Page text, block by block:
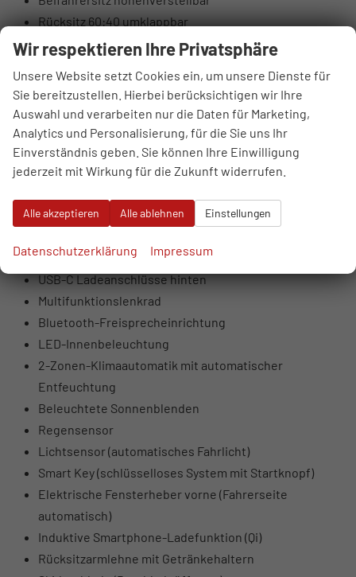
Rücksitz 60:40 umklappbar
Elektrische Lendenwirbelstütze Fahrerseite
Oberschenkelauflage Fahrerseite
Luftausströmer hinten
Brillenfach
Automatisch abblendender Innenspiegel
10,25" digitales Kombiinstrument
DAB+ Digitalradio
Hochtöner vorne (insgesamt 6 Lautsprecher)
Laden)
USB-C Ladeanschlüsse hinten
Multifunktionslenkrad
Bluetooth-Freisprecheinrichtung
LED-Innenbeleuchtung
2-Zonen-Klimaautomatik mit automatischer
Entfeuchtung
Beleuchtete Sonnenblenden
Regensensor
Lichtsensor (automatisches Fahrlicht)
Smart Key (schlüsselloses System mit Startknopf)
Elektrische Fensterheber vorne (Fahrerseite
automatisch)
Induktive Smartphone-Ladefunktion (Qi)
Rücksitzarmlehne mit Getränkehaltern
Wir respektieren Ihre Privatsphäre
Unsere Website setzt Cookies ein, um unsere Dienste für
Sie bereitzustellen. Hierbei berücksichtigen wir Ihre
Auswahl und verarbeiten nur die Daten für Marketing,
Analytics und Personalisierung, für die Sie uns Ihr
Einverständnis geben. Sie können Ihre Einwilligung
jederzeit mit Wirkung für die Zukunft widerrufen.
Alle akzeptieren Alle ablehnen Einstellungen
Datenschutzerklärung Impressum